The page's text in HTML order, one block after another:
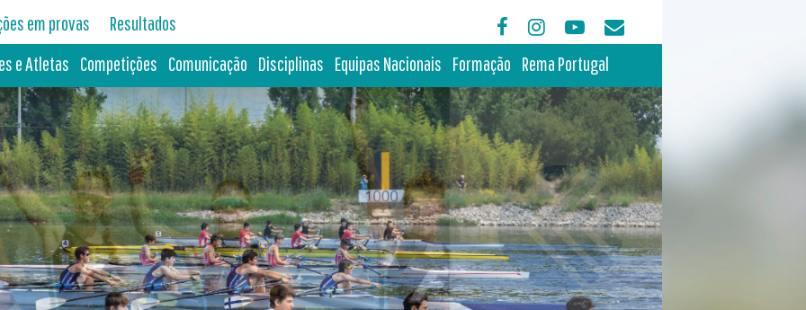
em provas
Resultados
e Atletas Competições Comunicação Disciplinas Equipas Nacionais Formação Rema Portugal